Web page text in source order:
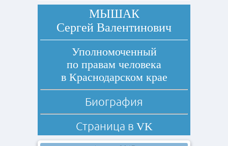
МЫШАК
Сергей Валентинович
Уполномоченный
по правам человека
в Краснодарском крае
Биография
Страница в VK